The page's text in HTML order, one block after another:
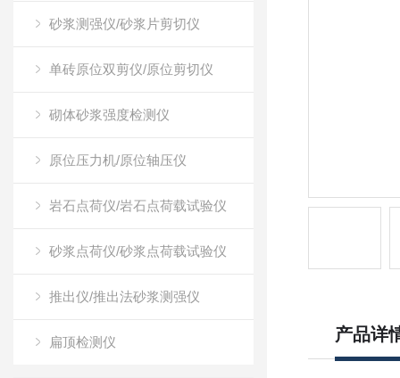
砂浆测强仪/砂浆片剪切仪
单砖原位双剪仪/原位剪切仪
砌体砂浆强度检测仪
原位压力机/原位轴压仪
岩石点荷仪/岩石点荷载试验仪
砂浆点荷仪/砂浆点荷载试验仪
推出仪/推出法砂浆测强仪
扁顶检测仪 产品详